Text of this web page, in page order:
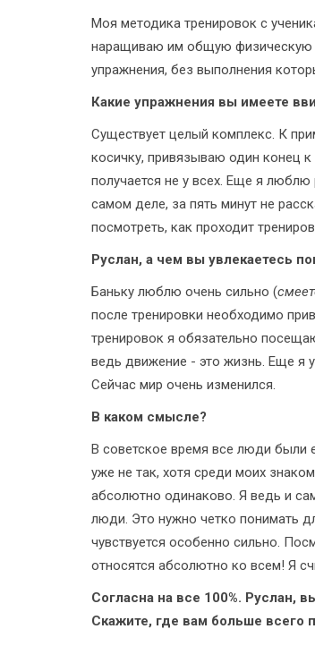
Моя методика тренировок с
наращиваю им общую физическую
упражнения, без выполнения
Какие упражнения вы имеете
Существует целый комплекс. К
косичку, привязываю один конец
получается не у всех. Еще я
самом деле, за пять минут не
посмотреть, как проходит
Руслан, а чем вы увлекаетесь
Баньку люблю очень сильно (
после тренировки необходимо
тренировок я обязательно
ведь движение - это жизнь. Еще я
Сейчас мир очень изменился.
В каком смысле?
В советское время все люди были
уже не так, хотя среди моих
абсолютно одинаково. Я ведь и
люди. Это нужно четко понимать
чувствуется особенно сильно.
относятся абсолютно ко всем! Я
Согласна на все 100%. Руслан,
Скажите, где вам больше всего